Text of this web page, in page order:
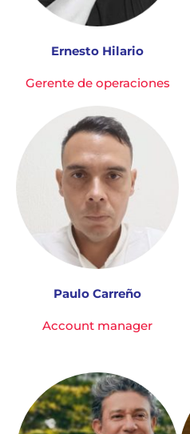
Ernesto Hilario
Gerente de operaciones
Paulo Carreño
Account manager